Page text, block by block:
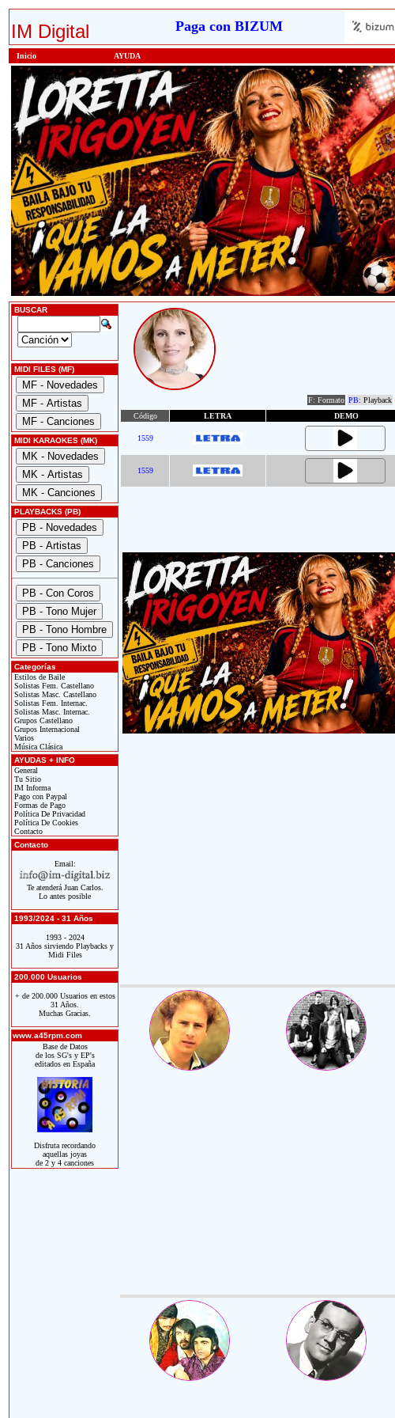
IM Digital Paga con BIZUM
Inicio AYUDA
BUSCAR
MIDI FILES (MF)
MIDI KARAOKES (MK)
PLAYBACKS (PB)
Categorías
Estilos de Baile
Solistas Fem. Castellano
Solistas Masc. Castellano
Solistas Fem. Internac.
Solistas Masc. Internac.
Grupos Castellano
Grupos Internacional
Varios
Música Clásica
AYUDAS + INFO
General
Tu Sitio
IM Informa
Pago con Paypal
Formas de Pago
Política De Privacidad
Política De Cookies
Contacto
Contacto
Email:
Te atenderá Juan Carlos.
Lo antes posible
1993/2024 - 31 Años
1993 - 2024
31 Años sirviendo Playbacks y
Midi Files
200.000 Usuarios
+ de 200.000 Usuarios en estos
31 Años.
Muchas Gracias.
www.a45rpm.com
Base de Datos
de los SG's y EP's
editados en España
Disfruta recordando
aquellas joyas
de 2 y 4 canciones
F: Formato PB: Playback
Código
LETRA DEMO
1559
1559